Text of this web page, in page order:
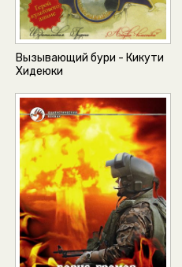
Вызывающий бури - Кикути
Хидеюки